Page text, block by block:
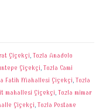
Çiçekçi, Tuzla Anadolu
Çiçekçi, Tuzla Cami
Fatih Mahallesi Çiçekçi, Tuzla
mahallesi Çiçekçi, Tuzla mimar
Çiçekçi, Tuzla Postane